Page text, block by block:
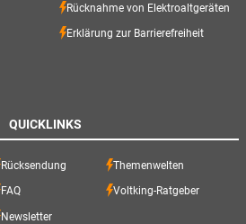
Rücknahme von Elektroaltgeräten
Erklärung zur Barrierefreiheit
QUICKLINKS
Rücksendung Themenwelten
FAQ Voltking-Ratgeber
Newsletter